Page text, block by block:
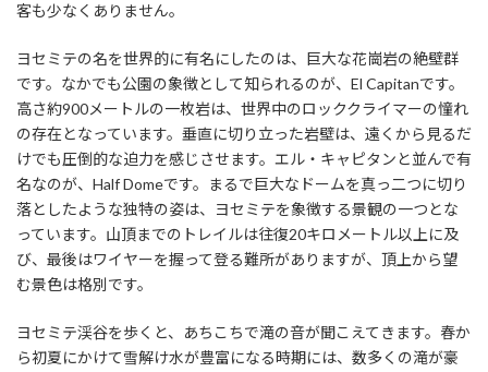
客も少なくありません。
ヨセミテの名を世界的に有名にしたのは、巨大な花崗岩の絶壁群
です。なかでも公園の象徴として知られるのが、El Capitanです。
高さ約900メートルの一枚岩は、世界中のロッククライマーの憧れ
の存在となっています。垂直に切り立った岩壁は、遠くから見るだ
けでも圧倒的な迫力を感じさせます。エル・キャピタンと並んで有
名なのが、Half Domeです。まるで巨大なドームを真っ二つに切り
落としたような独特の姿は、ヨセミテを象徴する景観の一つとな
っています。山頂までのトレイルは往復20キロメートル以上に及
び、最後はワイヤーを握って登る難所がありますが、頂上から望
む景色は格別です。
ヨセミテ渓谷を歩くと、あちこちで滝の音が聞こえてきます。春か
ら初夏にかけて雪解け水が豊富になる時期には、数多くの滝が豪